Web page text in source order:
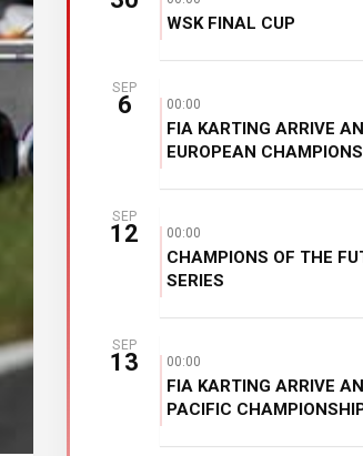
WSK FINAL CUP
SEP
6 00:00
FIA KARTING ARRIVE
EUROPEAN
SEP
12 00:00
CHAMPIONS OF THE
SERIES
SEP
13 00:00
FIA KARTING ARRIVE
PACIFIC